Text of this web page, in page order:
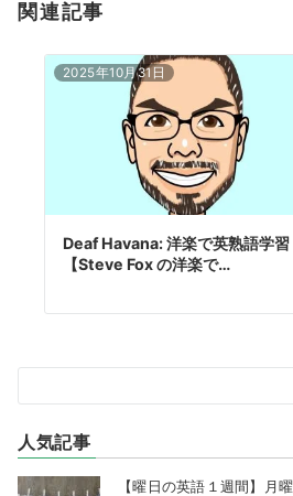
関連記事
2025年10月31日
Deaf Havana: 洋楽で英熟語学習
【Steve Fox の洋楽で…
人気記事
【曜日の英語１週間】